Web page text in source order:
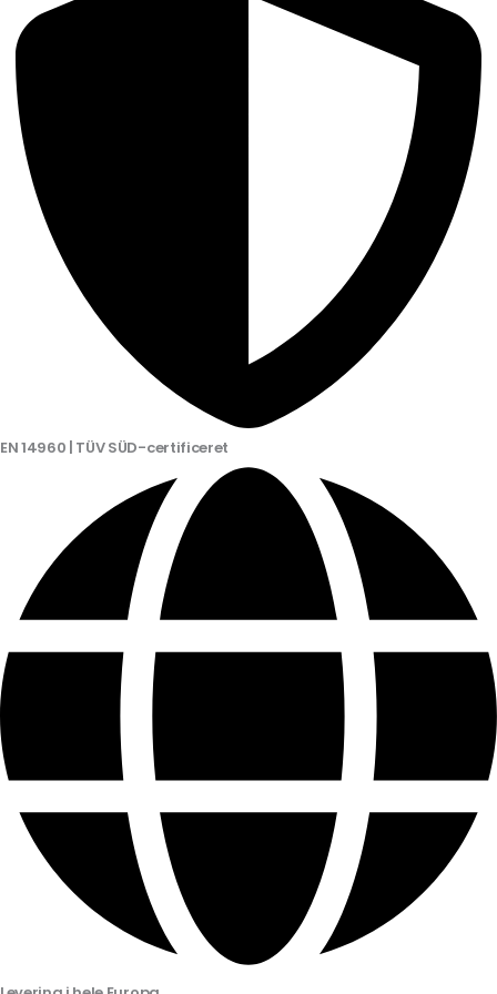
EN 14960 | TÜV SÜD-certificeret
Bestillinger inden kl. 11 sendes samme dag
EN 14960 | TÜV SÜD-certificeret